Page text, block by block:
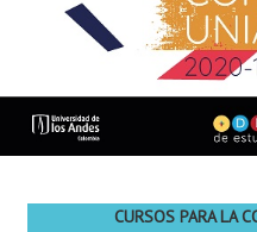
CURSOS PARA LA
Proyecto de grado
Reintegro
Retiro voluntario
Transferencia